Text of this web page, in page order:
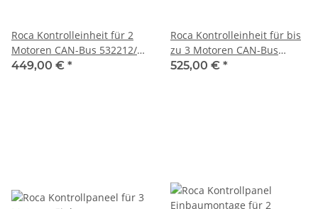
Roca Kontrolleinheit für 2
Motoren CAN-Bus 532212/
1210058
449,00 € *
Roca Kontrolleinheit für bis
zu 3 Motoren CAN-Bus
532213/ 1210059
525,00 € *